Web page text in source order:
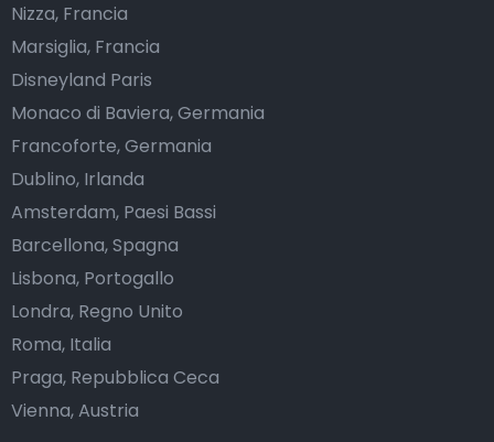
Nizza, Francia
Marsiglia, Francia
Disneyland Paris
Monaco di Baviera, Germania
Francoforte, Germania
Dublino, Irlanda
Amsterdam, Paesi Bassi
Barcellona, Spagna
Lisbona, Portogallo
Londra, Regno Unito
Roma, Italia
Praga, Repubblica Ceca
Vienna, Austria